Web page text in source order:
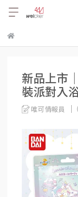
新品上市
裝派對入
唯可情報員